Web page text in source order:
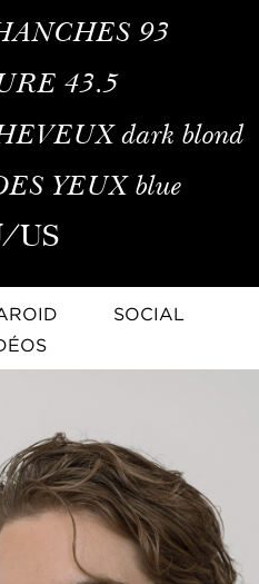
93
43.5
dark blond
YEUXblue
/US
SOCIAL